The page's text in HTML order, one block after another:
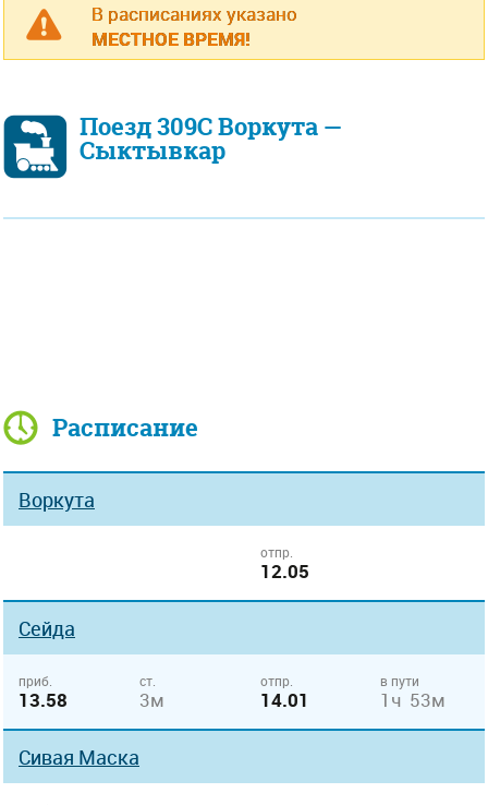
В расписаниях указано
МЕСТНОЕ ВРЕМЯ!
Поезд 309С Воркута —
Сыктывкар
Расписание
Воркута
отпр.
12.05
Сейда
приб.
13.58
ст.
3м
отпр.
14.01
в пути
1ч 53м
Сивая Маска